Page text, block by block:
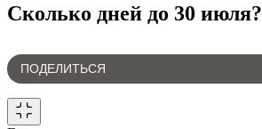
Сколько дней до 30 июля?
ПОДЕЛИТЬСЯ